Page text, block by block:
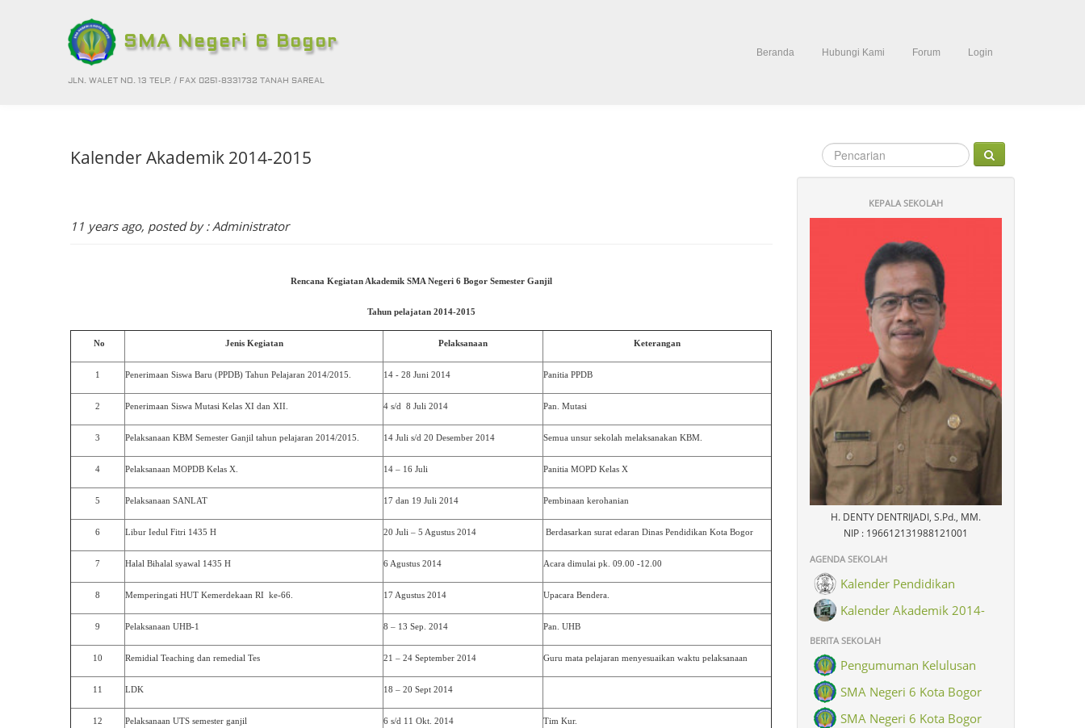
SMA Negeri 6 Bogor
JLN. WALET NO. 13 TELP. / FAX 0251-8331732 TANAH SAREAL
Beranda Hubungi Kami Forum Login
Kalender Akademik 2014-2015
11 years ago, posted by : Administrator
Rencana Kegiatan Akademik SMA Negeri 6 Bogor Semester Ganjil
Tahun pelajatan 2014-2015
No Jenis Kegiatan Pelaksanaan Keterangan
1 Penerimaan Siswa Baru (PPDB) Tahun Pelajaran 2014/2015. 14 - 28 Juni 2014 Panitia PPDB
2 Penerimaan Siswa Mutasi Kelas XI dan XII. 4 s/d 8 Juli 2014 Pan. Mutasi
3 Pelaksanaan KBM Semester Ganjil tahun pelajaran 2014/2015. 14 Juli s/d 20 Desember 2014 Semua unsur sekolah melaksanakan KBM.
4 Pelaksanaan MOPDB Kelas X. 14 – 16 Juli Panitia MOPD Kelas X
5 Pelaksanaan SANLAT 17 dan 19 Juli 2014 Pembinaan kerohanian
6 Libur Iedul Fitri 1435 H 20 Juli – 5 Agustus 2014 Berdasarkan surat edaran Dinas Pendidikan Kota Bogor
7 Halal Bihalal syawal 1435 H 6 Agustus 2014 Acara dimulai pk. 09.00 -12.00
8 Memperingati HUT Kemerdekaan RI ke-66. 17 Agustus 2014 Upacara Bendera.
9 Pelaksanaan UHB-1 8 – 13 Sep. 2014 Pan. UHB
10 Remidial Teaching dan remedial Tes 21 – 24 September 2014 Guru mata pelajaran menyesuaikan waktu pelaksanaan
11 LDK 18 – 20 Sept 2014
12 Pelaksanaan UTS semester ganjil 6 s/d 11 Okt. 2014 Tim Kur.
KEPALA SEKOLAH
H. DENTY DENTRIJADI, S.Pd., MM.
NIP : 196612131988121001
AGENDA SEKOLAH
Kalender Pendidikan
Kalender Akademik 2014-
2015
BERITA SEKOLAH
Pengumuman Kelulusan
SMA Negeri 6 Kota Bogor
SMA Negeri 6 Kota Bogor